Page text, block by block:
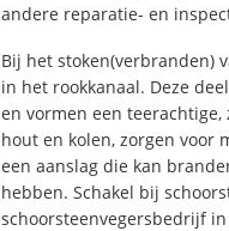
andere reparatie- en
Bij het stoken(verbranden)
in het rookkanaal. Deze
en vormen een
hout en kolen, zorgen voor
een aanslag die kan
hebben. Schakel bij
schoorsteenvegersbedrijf